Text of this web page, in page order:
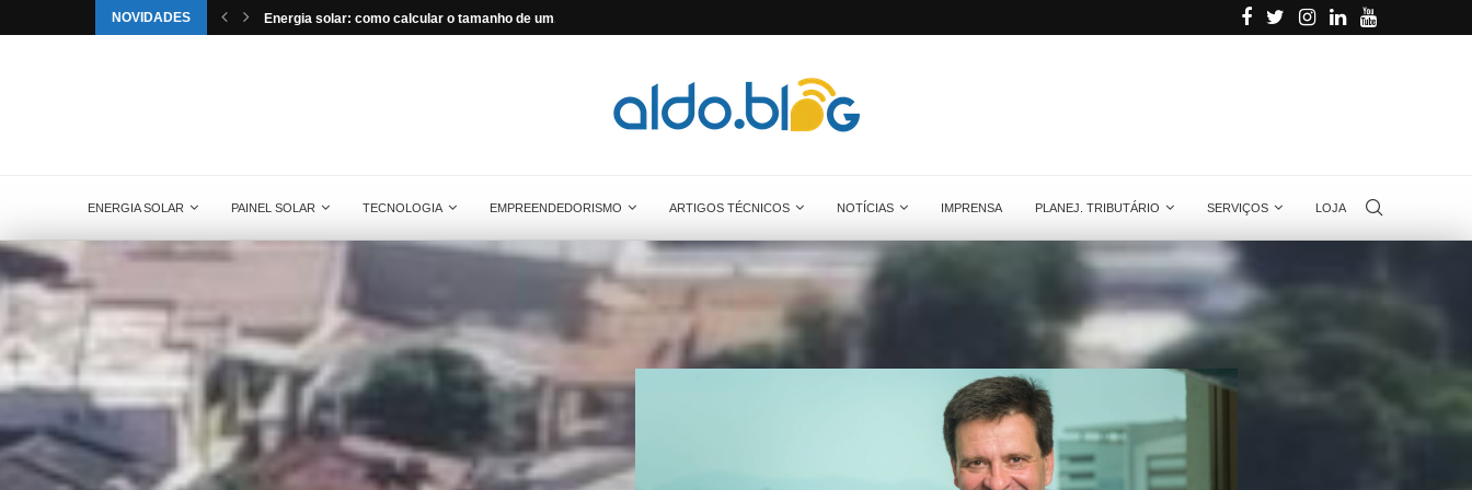
NOVIDADES Energia solar: como calcular o tamanho de um... MPPT: tudo o que você precisa saber sobre
ENERGIA SOLAR PAINEL SOLAR TECNOLOGIA EMPREENDEDORISMO ARTIGOS TÉCNICOS NOTÍCIAS IMPRENSA PLANEJ. TRIBUTÁRIO SERVIÇOS LOJA